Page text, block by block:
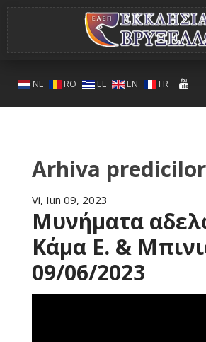
NL RO EL EN FR
Arhiva predicilor
Vi, Iun 09, 2023
Μυνήματα
Κάμα Ε. &
09/06/2023